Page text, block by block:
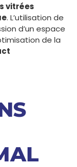
vitrées
. L’utilisation de
d’un espace
de la